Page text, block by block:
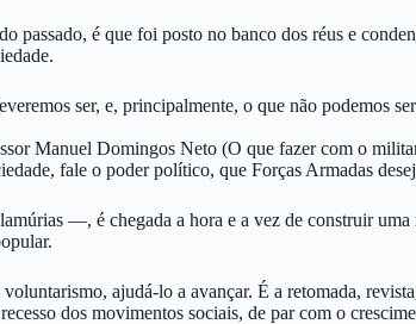
passado, é que foi posto no banco dos réus e
ser, e, principalmente, o que não podemos
Manuel Domingos Neto (O que fazer com o
fale o poder político, que Forças Armadas
—, é chegada a hora e a vez de construir
ajudá-lo a avançar. É a retomada,
dos movimentos sociais, de par com o